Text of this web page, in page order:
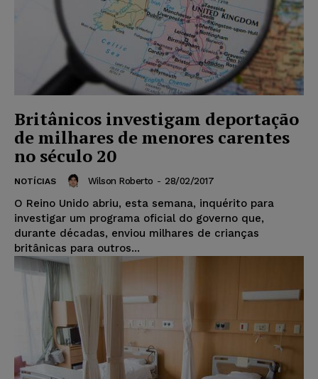
Britânicos investigam deportação
de milhares de menores carentes
no século 20
NOTÍCIAS Wilson Roberto - 28/02/2017
O Reino Unido abriu, esta semana, inquérito para
investigar um programa oficial do governo que,
durante décadas, enviou milhares de crianças
britânicas para outros...